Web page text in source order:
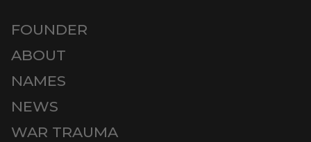
FOUNDER
ABOUT
NAMES
NEWS
WAR TRAUMA